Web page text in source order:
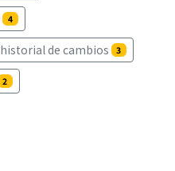
4
historial de cambios 3
2